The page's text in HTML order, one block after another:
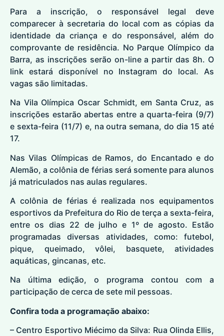
Para a inscrição, o responsável legal deve
comparecer à secretaria do local com as cópias da
identidade da criança e do responsável, além do
comprovante de residência. No Parque Olímpico da
Barra, as inscrições serão on-line a partir das 8h. O
link estará disponível no Instagram do local. As
vagas são limitadas.
Na Vila Olímpica Oscar Schmidt, em Santa Cruz, as
inscrições estarão abertas entre a quarta-feira (9/7)
e sexta-feira (11/7) e, na outra semana, do dia 15 até
17.
Nas Vilas Olímpicas de Ramos, do Encantado e do
Alemão, a colônia de férias será somente para alunos
já matriculados nas aulas regulares.
A colônia de férias é realizada nos equipamentos
esportivos da Prefeitura do Rio de terça a sexta-feira,
entre os dias 22 de julho e 1º de agosto. Estão
programadas diversas atividades, como: futebol,
pique, queimado, vôlei, basquete, atividades
aquáticas, gincanas, etc.
Na última edição, o programa contou com a
participação de cerca de sete mil pessoas.
Confira toda a programação abaixo:
– Centro Esportivo Miécimo da Silva: Rua Olinda Ellis,